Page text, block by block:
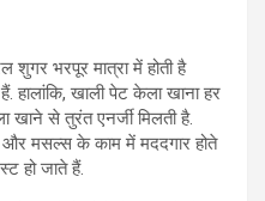
भरपूर मात्रा में होती है
हालांकि, खाली पेट केला खाना हर
खाने से तुरंत एनर्जी मिलती है.
और मसल्स के काम में मददगार होते
हो जाते हैं.